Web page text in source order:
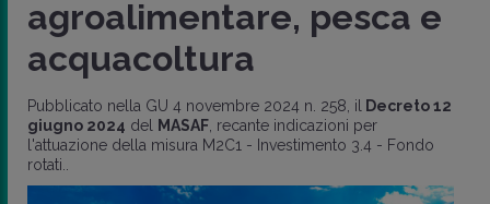
agroalimentare, pesca e
acquacoltura
Pubblicato nella GU 4 novembre 2024 n. 258, il
Decreto 12
giugno 2024 del MASAF , recante indicazioni per
l'attuazione della misura M2C1 - Investimento 3.4 - Fondo
rotati..